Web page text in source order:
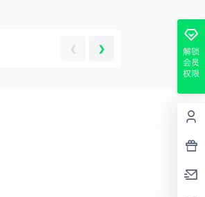
❮ ❯
解锁
会员
权限